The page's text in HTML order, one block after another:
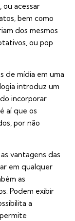
acessar
bem como
dos mesmos
ou pop
de mídia em uma
introduz um
incorporar
aí que os
por não
vantagens das
em qualquer
as
Podem exibir
a